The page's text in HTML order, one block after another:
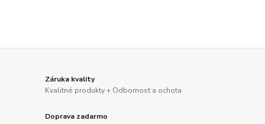
Záruka kvality
Kvalitné produkty + Odbornosť a ochota
Doprava zadarmo